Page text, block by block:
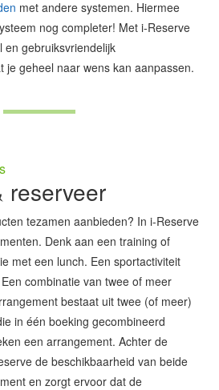
met andere systemen. Hiermee
nog completer! Met i-Reserve
en gebruiksvriendelijk
je geheel naar wens kan aanpassen.
reserveer
tezamen aanbieden? In i-Reserve
Denk aan een training of
met een lunch. Een sportactiviteit
combinatie van twee of meer
bestaat uit twee (of meer)
in één boeking gecombineerd
een arrangement. Achter de
de beschikbaarheid van beide
en zorgt ervoor dat de